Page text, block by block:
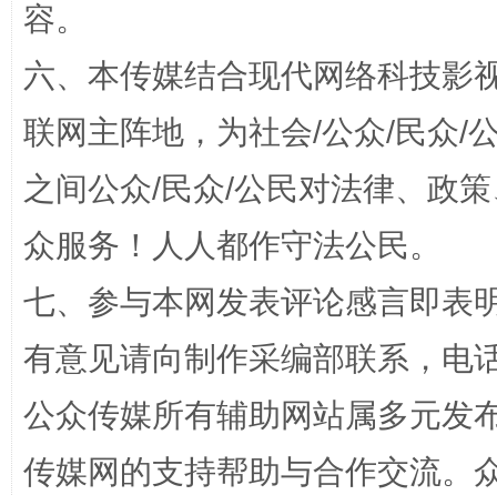
在谋一域中谋全局
今
习近平的博鳌关键词
容。
六、本传媒结合现代网络科技影
联网主阵地，为社会/公众/民众/
之间公众/民众/公民对法律、政
众服务！人人都作守法公民。
七、参与本网发表评论感言即表
有意见请向制作采编部联系，电
公众传媒所有辅助网站属多元发
传媒网的支持帮助与合作交流。